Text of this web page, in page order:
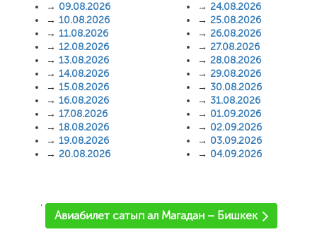
→ 09.08.2026
→ 10.08.2026
→ 11.08.2026
→ 12.08.2026
→ 13.08.2026
→ 14.08.2026
→ 15.08.2026
→ 16.08.2026
→ 17.08.2026
→ 18.08.2026
→ 19.08.2026
→ 20.08.2026
→ 24.08.2026
→ 25.08.2026
→ 26.08.2026
→ 27.08.2026
→ 28.08.2026
→ 29.08.2026
→ 30.08.2026
→ 31.08.2026
→ 01.09.2026
→ 02.09.2026
→ 03.09.2026
→ 04.09.2026
'
Авиабилет сатып ал Магадан – Бишкек